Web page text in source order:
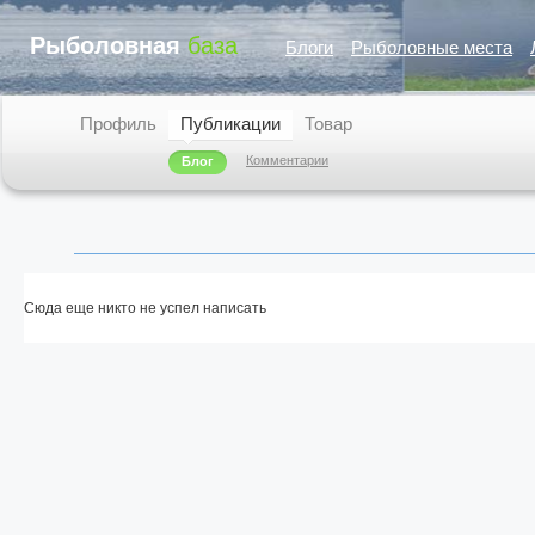
Рыболовная база Блоги Рыболовные места
Профиль Публикации
Блог Комментарии
Товар
Сюда еще никто не успел написать